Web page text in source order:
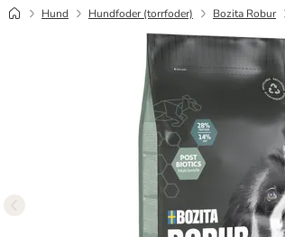
Hund Hundfoder (torrfoder) Bozita Robur